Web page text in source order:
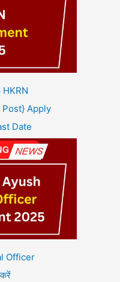
Apply
Date
Officer